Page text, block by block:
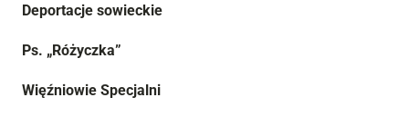
Deportacje sowieckie
Ps. „Różyczka”
Więźniowie Specjalni